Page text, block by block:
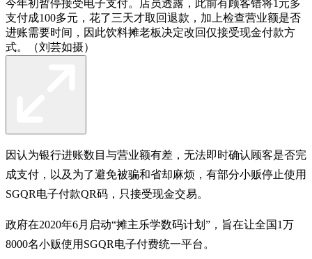
今年初暂停接受电子支付。店员透露，此前有顾客错将1元多
支付成100多元，花了三天才取回退款，加上检查营业额是否
进账需要时间，因此饮料摊老板决定改回仅接受现金付款方
式。（刘芸如摄）
因认为银行进账数目与营业额有差，无法即时确认顾客是否完
成支付，以及为了避免被骗和省却麻烦，有部分小贩停止使用
SGQR电子付款QR码，只接受现金交易。
政府在2020年6月启动“摊主乐学数码计划”，旨在让全国1万
8000名小贩使用SGQR电子付费统一平台。